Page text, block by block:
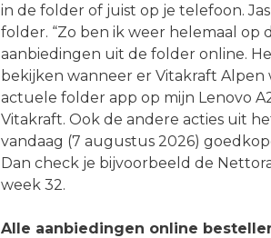
in de folder of juist op je telefoon.
folder. “Zo ben ik weer helemaal op
aanbiedingen uit de folder online.
bekijken wanneer er Vitakraft Alpen
actuele folder app op mijn Lenovo
Vitakraft. Ook de andere acties uit
vandaag (7 augustus 2026)
Dan check je bijvoorbeeld de
week 32.
Alle aanbiedingen online